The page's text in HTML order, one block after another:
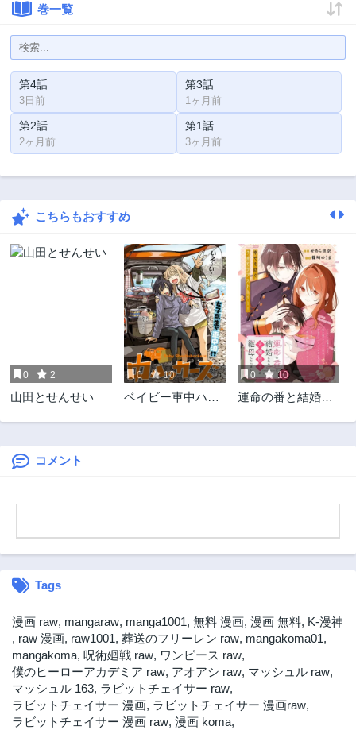
巻一覧
第4話
3日前
第3話
1ヶ月前
第2話
2ヶ月前
第1話
3ヶ月前
こちらもおすすめ
0 2
山田とせんせい
0 10
ベイビー車中ハッ
0 10
運命の番と結婚し
コメント
Tags
漫画 raw, mangaraw, manga1001, 無料 漫画, 漫画 無料, K-漫神
, raw 漫画, raw1001, 葬送のフリーレン raw, mangakoma01,
mangakoma, 呪術廻戦 raw, ワンピース raw,
僕のヒーローアカデミア raw, アオアシ raw, マッシュル raw,
マッシュル 163, ラビットチェイサー raw,
ラビットチェイサー 漫画, ラビットチェイサー 漫画raw,
ラビットチェイサー 漫画 raw, 漫画 koma,